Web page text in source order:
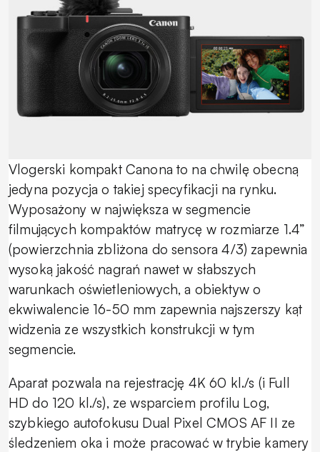
Vlogerski kompakt Canona to na chwilę obecną
jedyna pozycja o takiej specyfikacji na rynku.
Wyposażony w największa w segmencie
filmujących kompaktów matrycę w rozmiarze 1.4”
(powierzchnia zbliżona do sensora 4/3) zapewnia
wysoką jakość nagrań nawet w słabszych
warunkach oświetleniowych, a obiektyw o
ekwiwalencie 16-50 mm zapewnia najszerszy kąt
widzenia ze wszystkich konstrukcji w tym
segmencie.
Aparat pozwala na rejestrację 4K 60 kl./s (i Full
HD do 120 kl./s), ze wsparciem profilu Log,
szybkiego autofokusu Dual Pixel CMOS AF II ze
śledzeniem oka i może pracować w trybie kamery